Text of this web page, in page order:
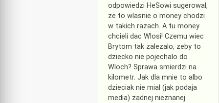
odpowiedzi HeSowi sugerowal,
ze to wlasnie o money chodzi
w takich razach. A tu money
chcieli dac Wlosi! Czemu wiec
Brytom tak zalezalo, zeby to
dziecko nie pojechalo do
Wloch? Sprawa smierdzi na
kilometr. Jak dla mnie to albo
dzieciak nie mial (jak podaja
media) zadnej nieznanej